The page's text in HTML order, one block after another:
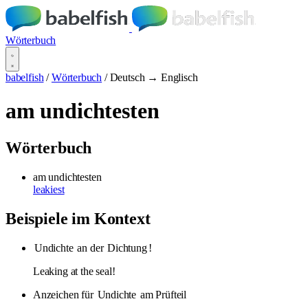
Wörterbuch
babelfish / Wörterbuch / Deutsch → Englisch
am undichtesten
Wörterbuch
am undichtesten
leakiest
Beispiele im Kontext
Undichte an der Dichtung!
Leaking at the seal!
Anzeichen für Undichte am Prüfteil